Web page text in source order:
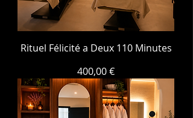
Rituel Félicité a Deux 110 Minutes
Prix
400,00 €